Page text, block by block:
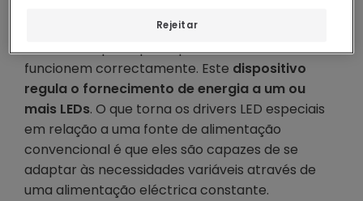
rede eléctrica numa corrente contínua de
tensão adequada para que as luminárias
funcionem correctamente. Este dispositivo
regula o fornecimento de energia a um ou
mais LEDs. O que torna os drivers LED especiais
em relação a uma fonte de alimentação
convencional é que eles são capazes de se
adaptar às necessidades variáveis através de
uma alimentação eléctrica constante.
Rejeitar